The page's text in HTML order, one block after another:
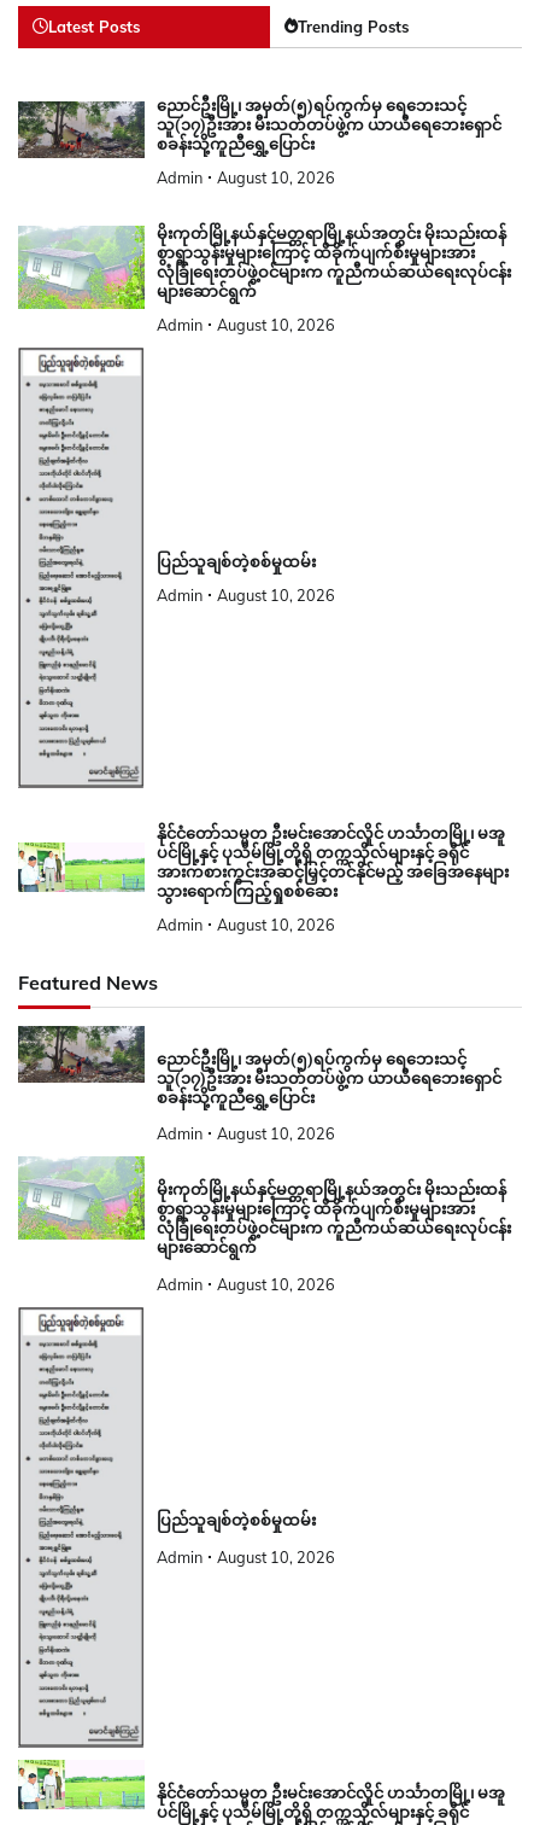
Latest Posts Trending Posts
ညောင်ဦးမြို့၊ အမှတ်(၅)ရပ်ကွက်မှ ရေဘေးသင့်
သူ(၁၇)ဦးအား မီးသတ်တပ်ဖွဲ့က ယာယီရေဘေးရှောင်
စခန်းသို့ကူညီရွှေ့ပြောင်း
Admin August 10, 2026
မိုးကုတ်မြို့နယ်နှင့်မတ္တရာမြို့နယ်အတွင်း မိုးသည်းထန်
စွာရွာသွန်းမှုများကြောင့် ထိခိုက်ပျက်စီးမှုများအား
လုံခြုံရေးတပ်ဖွဲ့ဝင်များက ကူညီကယ်ဆယ်ရေးလုပ်ငန်း
များဆောင်ရွက်
Admin August 10, 2026
ပြည်သူချစ်တဲ့စစ်မှုထမ်း
Admin August 10, 2026
နိုင်ငံတော်သမ္မတ ဦးမင်းအောင်လှိုင် ဟင်္သာတမြို့၊ မအူ
ပင်မြို့နှင့် ပုသိမ်မြို့တို့ရှိ တက္ကသိုလ်များနှင့် ခရိုင်
အားကစားကွင်းအဆင့်မြှင့်တင်နိုင်မည့် အခြေအနေများ
သွားရောက်ကြည့်ရှုစစ်ဆေး
Admin August 10, 2026
Featured News
ညောင်ဦးမြို့၊ အမှတ်(၅)ရပ်ကွက်မှ ရေဘေးသင့်
သူ(၁၇)ဦးအား မီးသတ်တပ်ဖွဲ့က ယာယီရေဘေးရှောင်
စခန်းသို့ကူညီရွှေ့ပြောင်း
Admin August 10, 2026
မိုးကုတ်မြို့နယ်နှင့်မတ္တရာမြို့နယ်အတွင်း မိုးသည်းထန်
စွာရွာသွန်းမှုများကြောင့် ထိခိုက်ပျက်စီးမှုများအား
လုံခြုံရေးတပ်ဖွဲ့ဝင်များက ကူညီကယ်ဆယ်ရေးလုပ်ငန်း
များဆောင်ရွက်
Admin August 10, 2026
ပြည်သူချစ်တဲ့စစ်မှုထမ်း
Admin August 10, 2026
နိုင်ငံတော်သမ္မတ ဦးမင်းအောင်လှိုင် ဟင်္သာတမြို့၊ မအူ
ပင်မြို့နှင့် ပုသိမ်မြို့တို့ရှိ တက္ကသိုလ်များနှင့် ခရိုင်